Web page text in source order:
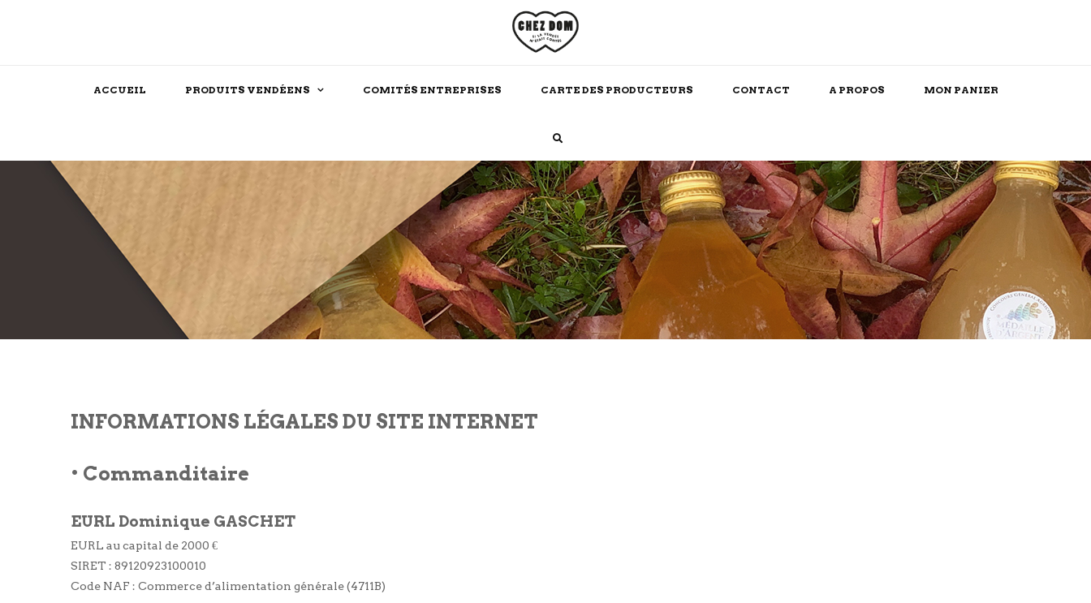
ACCUEIL PRODUITS VENDÉENS
Assaisonnements
Féculent
Produits festifs
Chocolat
Dessert
Boissons Chaudes
Alcool
Snack/Apéritif
Repas Box
Maison
COMITÉS ENTREPRISES CARTE DES PRODUCTEURS CONTACT A PROPOS MON PANIER
INFORMATIONS LÉGALES DU SITE INTERNET
• Commanditaire
EURL Dominique GASCHET
EURL au capital de 2000 €
SIRET : 89120923100010
Code NAF : Commerce d’alimentation générale (4711B)